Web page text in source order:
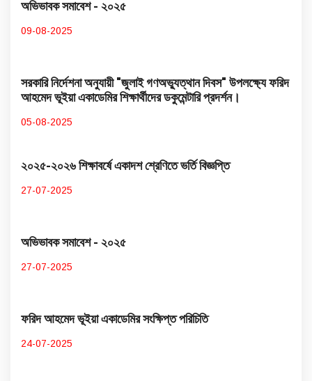
অভিভাবক সমাবেশ - ২০২৫
09-08-2025
সরকারি নির্দেশনা অনুযায়ী "জুলাই গণঅভ্যুত্থান দিবস" উপলক্ষ্যে ফরিদ
আহমেদ ভূইয়া একাডেমির শিক্ষার্থীদের ডকুমেন্টারি প্রদর্শন।
05-08-2025
২০২৫-২০২৬ শিক্ষাবর্ষে একাদশ শ্রেণিতে ভর্তি বিজ্ঞপ্তি
27-07-2025
অভিভাবক সমাবেশ - ২০২৫
27-07-2025
ফরিদ আহমেদ ভূইয়া একাডেমির সংক্ষিপ্ত পরিচিতি
24-07-2025